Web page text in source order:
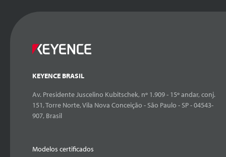
KEYENCE BRASIL
Av. Presidente Juscelino Kubitschek, nº 1.909 - 15º andar, conj.
151, Torre Norte, Vila Nova Conceição - São Paulo - SP - 04543-
907, Brasil
Modelos certificados